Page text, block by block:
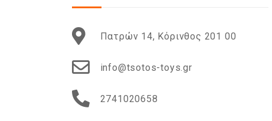
Πατρών 14, Κόρινθος 201 00
info@tsotos-toys.gr
2741020658